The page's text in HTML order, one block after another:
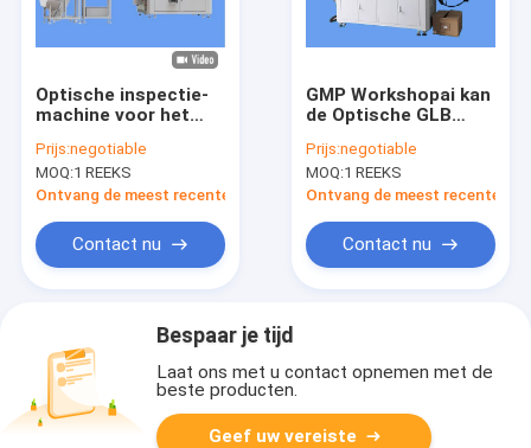
Optische inspectie-
machine voor het
het helikopterblad
met online
afstotenfuncties
Prijs:negotiable
MOQ:1 REEKS
Ontvang de meest recente Prijs
Contact nu
GMP Workshopai kan
de Optische GLB
Inspectiesysteem
voor Melkpoeder
Prijs:negotiable
MOQ:1 REEKS
Ontvang de meest recente
Contact nu
Bespaar je tijd
Laat ons met u contact opnemen met de
beste producten.
Geef uw vereiste